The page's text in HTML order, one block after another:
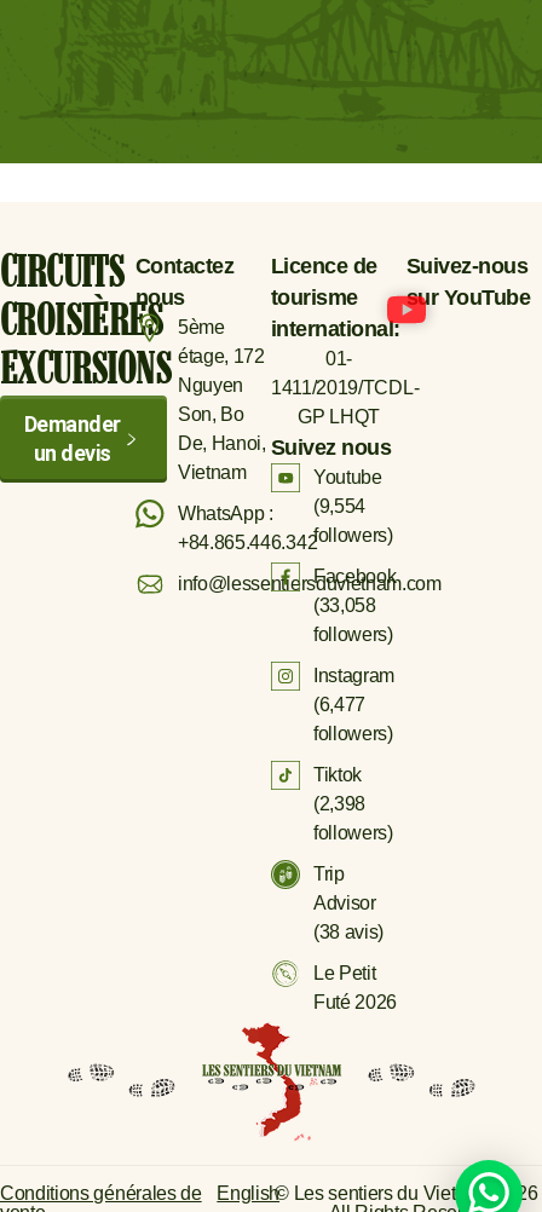
CIRCUITS
CROISIÈRES
EXCURSIONS
Demander
un devis
Contactez
nous
5ème
étage, 172
Nguyen
Son, Bo
De, Hanoi,
Vietnam
WhatsApp :
+84.865.446.342
info@lessentiersduvietnam.com
Licence de
tourisme
international:
01-
1411/2019/TCDL-
GP LHQT
Suivez nous
Youtube
(9,554
followers)
Facebook
(33,058
followers)
Instagram
(6,477
followers)
Tiktok
(2,398
followers)
Trip
Advisor
(38 avis)
Le Petit
Futé 2026
Suivez-nous
sur YouTube
© Les sentiers du Vietnam 2026
Conditions générales de
English